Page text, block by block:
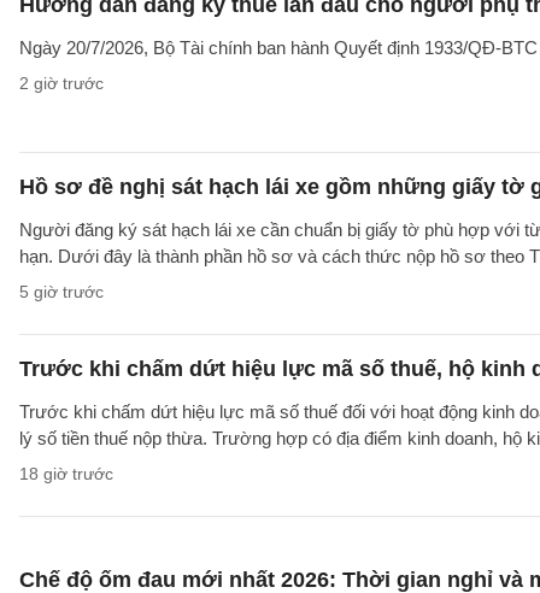
Hướng dẫn đăng ký thuế lần đầu cho người phụ
Ngày 20/7/2026, Bộ Tài chính ban hành Quyết định 1933/QĐ-
2 giờ trước
Hồ sơ đề nghị sát hạch lái xe gồm những giấy tờ
Người đăng ký sát hạch lái xe cần chuẩn bị giấy tờ phù hợp với
hạn. Dưới đây là thành phần hồ sơ và cách thức nộp hồ sơ theo
5 giờ trước
Trước khi chấm dứt hiệu lực mã số thuế, hộ kinh
Trước khi chấm dứt hiệu lực mã số thuế đối với hoạt động kinh
lý số tiền thuế nộp thừa. Trường hợp có địa điểm kinh doanh, hộ
18 giờ trước
Chế độ ốm đau mới nhất 2026: Thời gian nghỉ và